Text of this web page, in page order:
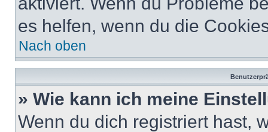
es helfen, wenn du die
Nach oben
» Wie kann ich meine
Wenn du dich registriert hast,